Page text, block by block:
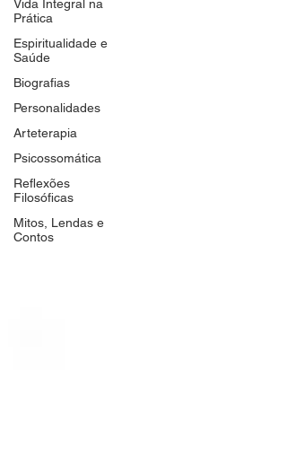
Vida Integral na
Prática
Espiritualidade e
Saúde
Biografias
Personalidades
Arteterapia
Psicossomática
Reflexões
Filosóficas
Mitos, Lendas e
Contos